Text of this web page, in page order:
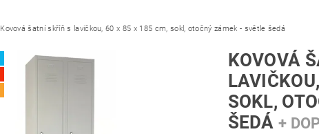
OBCHODNÍ PODMÍNKY KONTAKTY
Kovová šatní skříň s lavičkou, 60 x 85 x 185 cm, sokl, otočný zámek - světle šedá
KOVOVÁ
SOKL,
ŠEDÁ+